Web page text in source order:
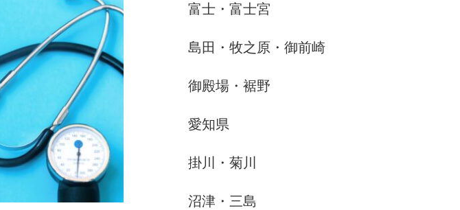
富士・富士宮
島田・牧之原・御前崎
御殿場・裾野
愛知県
掛川・菊川
沼津・三島